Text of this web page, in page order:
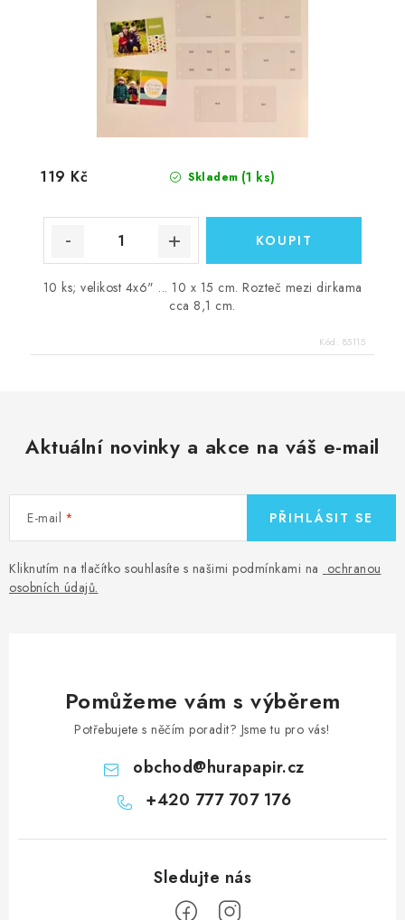
Skladem (1 ks)
119 Kč
10 ks; velikost 4x6" ... 10 x 15 cm. Rozteč mezi dirkama
cca 8,1 cm.
Kód: 85115
Aktuální novinky a akce na váš e-mail
E-mail
Kliknutím na tlačítko souhlasíte s našimi podmínkami na ochranou
osobních údajů.
PŘIHLÁSIT SE
Pomůžeme vám s výběrem
Potřebujete s něčím poradit? Jsme tu pro vás!
obchod@hurapapir.cz
+420 777 707 176